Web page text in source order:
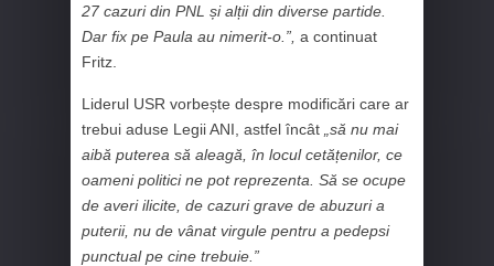
27 cazuri din PNL și alții din diverse partide.
Dar fix pe Paula au nimerit-o.”, a continuat
Fritz.
Liderul USR vorbește despre modificări care ar
trebui aduse Legii ANI, astfel încât „să nu mai
aibă puterea să aleagă, în locul cetățenilor, ce
oameni politici ne pot reprezenta. Să se ocupe
de averi ilicite, de cazuri grave de abuzuri a
puterii, nu de vânat virgule pentru a pedepsi
punctual pe cine trebuie.”